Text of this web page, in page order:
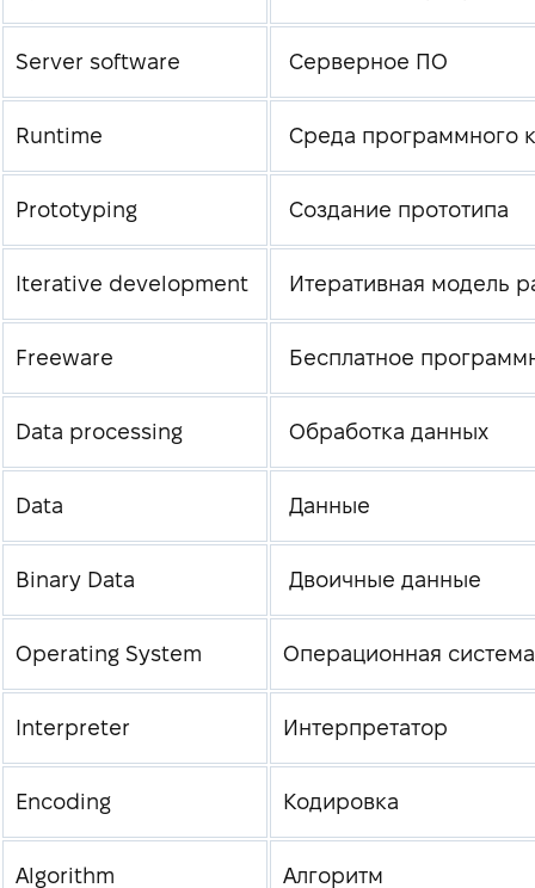
Server software Серверное ПО
Runtime Среда программного
Prototyping Создание прототипа
Iterative development Итеративная модель
Freeware Бесплатное
Data processing Обработка данных
Data Данные
Binary Data Двоичные данные
Operating System Операционная система
Interpreter Интерпретатор
Encoding Кодировка
Algorithm Алгоритм